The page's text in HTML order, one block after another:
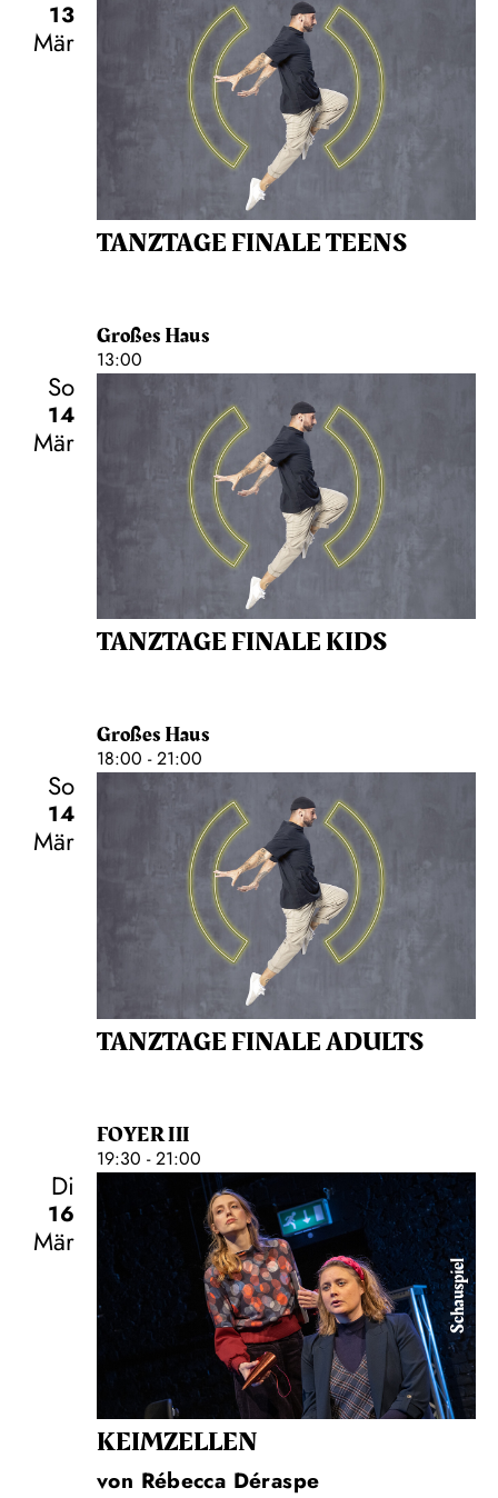
13
Mär
TANZTAGE FINALE TEENS
Großes Haus
13:00
So
14
Mär
TANZTAGE FINALE KIDS
Großes Haus
18:00 - 21:00
So
14
Mär
TANZTAGE FINALE ADULTS
FOYER III
19:30 - 21:00
Di
16
Mär
Schauspiel
KEIM­ZELLEN
von Rébecca Déraspe